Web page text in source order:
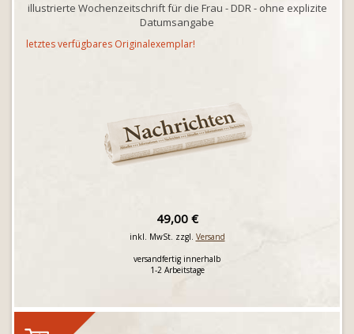
illustrierte Wochenzeitschrift für die Frau - DDR - ohne explizite
Datumsangabe
letztes verfügbares Originalexemplar!
49,00 €
inkl. MwSt. zzgl. Versand
versandfertig innerhalb
1-2 Arbeitstage